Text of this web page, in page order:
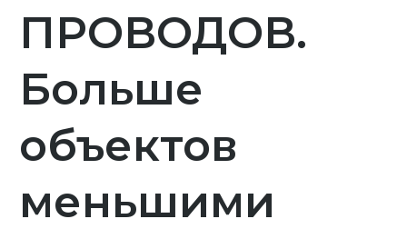
ПРОВОДОВ.
Больше
объектов
меньшими